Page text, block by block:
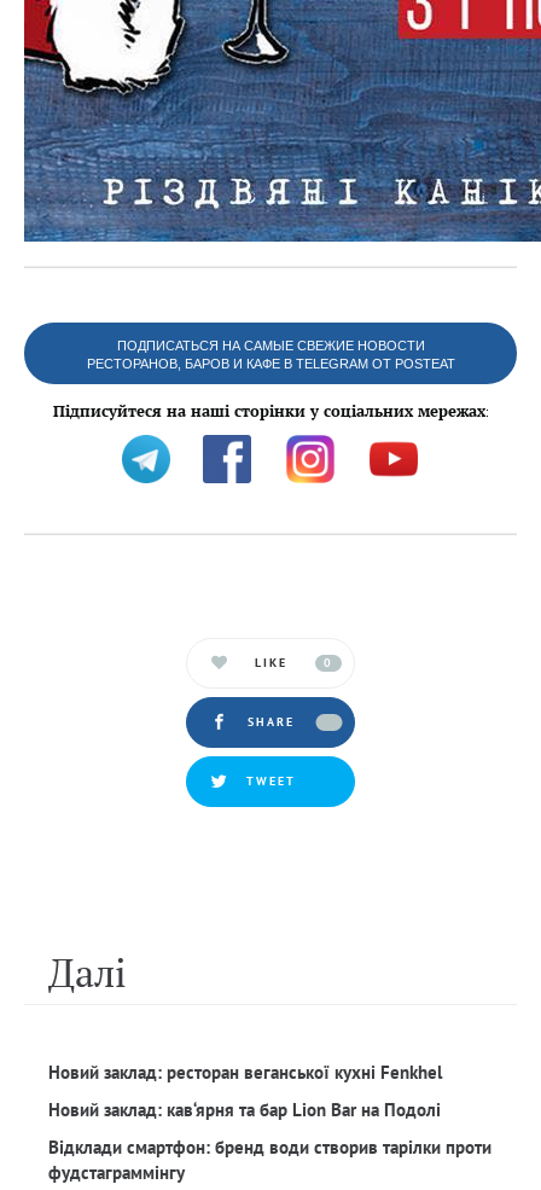
ПОДПИСАТЬСЯ НА САМЫЕ СВЕЖИЕ НОВОСТИ
РЕСТОРАНОВ, БАРОВ И КАФЕ В TELEGRAM ОТ POSTEAT
Підписуйтеся на наші сторінки у соціальних мережах:
LIKE 0
SHARE
TWEET
Далi
Новий заклад: ресторан веганської кухні Fenkhel
Новий заклад: кав‘ярня та бар Lion Bar на Подолі
Відклади смартфон: бренд води створив тарілки проти
фудстаграммінгу